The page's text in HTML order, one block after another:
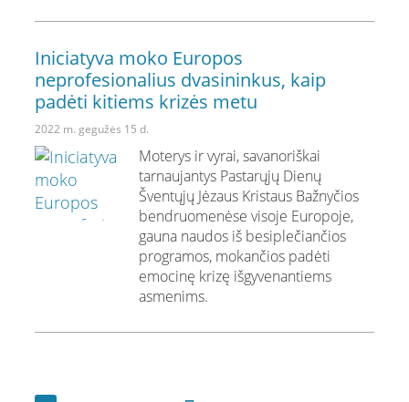
Iniciatyva moko Europos
neprofesionalius dvasininkus, kaip
padėti kitiems krizės metu
2022 m. gegužės 15 d.
Moterys ir vyrai, savanoriškai
tarnaujantys Pastarųjų Dienų
Šventųjų Jėzaus Kristaus Bažnyčios
bendruomenėse visoje Europoje,
gauna naudos iš besiplečiančios
programos, mokančios padėti
emocinę krizę išgyvenantiems
asmenims.